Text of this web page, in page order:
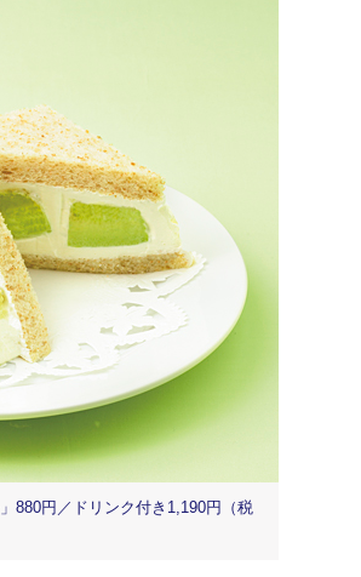
880円／ドリンク付き1,190円（税